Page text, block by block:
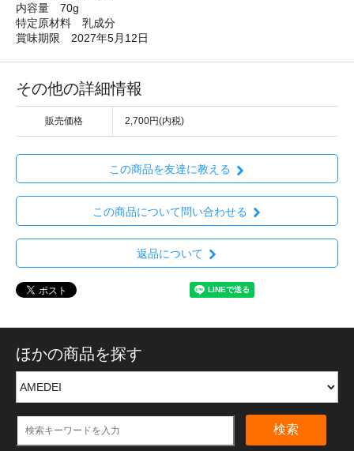
内容量 70g
特定原材料 乳成分
賞味期限 2027年5月12日
その他の詳細情報
販売価格 2,700円(内税)
この商品を友達に教える
この商品について問い合わせる
返品について
ほかの商品を探す
検索